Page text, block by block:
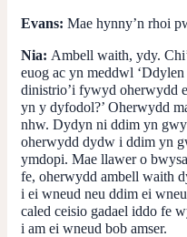
Evans: Mae hynny’n rhoi
Nia: Ambell waith, ydy.
euog ac yn meddwl
dinistrio’i fywyd oherwydd
yn y dyfodol?’ Oherwydd
nhw. Dydyn ni ddim yn
oherwydd dydw i ddim yn
ymdopi. Mae llawer o
fe, oherwydd ambell waith
i ei wneud neu ddim ei
caled ceisio gadael iddo fe
i am ei wneud bob amser.